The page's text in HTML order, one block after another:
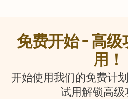
免费开始 – 高级
用！
开始使用我们的免费计
试用解锁高级